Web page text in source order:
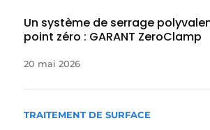
Un système de serrage
point zéro : GARANT ZeroClamp
20 mai 2026
TRAITEMENT DE SURFACE